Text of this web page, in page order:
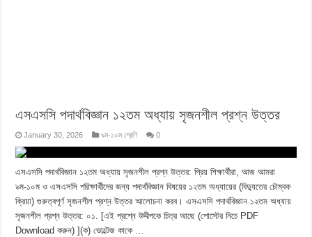
এসএসসি পদার্থবিজ্ঞান ১২তম অধ্যায় সৃজনশীল প্রশ্ন উত্তর
January 30, 2026 ৯ম-১০ম শ্রেণি 0
এসএসসি পদার্থবিজ্ঞান ১২তম অধ্যায় সৃজনশীল প্রশ্ন উত্তর: প্রিয় শিক্ষার্থীরা, আজ আমরা
৯ম-১০ম ও এসএসসি পরিক্ষার্থীদের জন্য পদার্থবিজ্ঞান বিষয়ের ১২তম অধ্যায়ের (বিদ্যুতের চৌম্বক
ক্রিয়া) গুরুত্বপূর্ণ সৃজনশীল প্রশ্ন উত্তর আলোচনা করব। এসএসসি পদার্থবিজ্ঞান ১২তম অধ্যায়
সৃজনশীল প্রশ্ন উত্তর: ০১. [এই প্রশ্নে উদ্দীপকে চিত্র আছে (পোস্টের নিচে PDF
Download করুন) ](ক) ভোল্টেজ কাকে …